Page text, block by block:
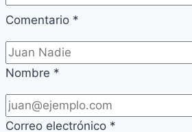
Comentario *
Nombre *
Correo electrónico *